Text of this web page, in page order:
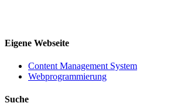
Eigene Webseite
Content Management System
Webprogrammierung
Suche